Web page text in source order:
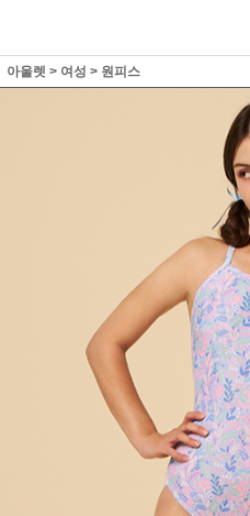
아울렛 > 여성 > 원피스